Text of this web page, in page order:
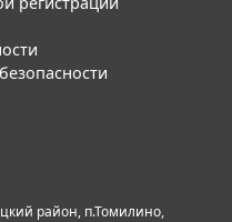
район, п.Томилино,